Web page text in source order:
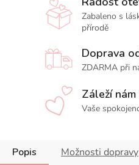
Zabaleno s
přírodě
Doprava
ZDARMA při
Záleží nám
Vaše
Popis Možnosti dopravy